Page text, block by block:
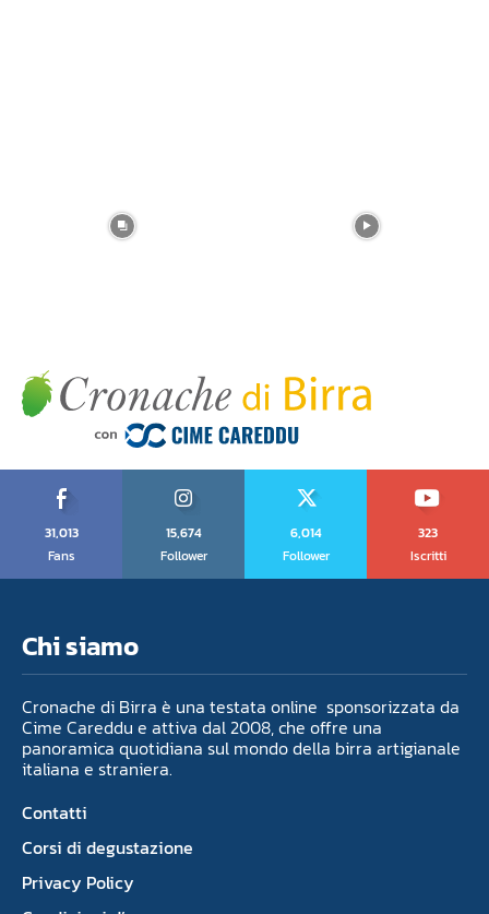
31,013
Fans
15,674
Follower
6,014
Follower
323
Iscritti
Chi siamo
Cronache di Birra è una testata online sponsorizzata da
Cime Careddu e attiva dal 2008, che offre una
panoramica quotidiana sul mondo della birra artigianale
italiana e straniera.
Contatti
Corsi di degustazione
Privacy Policy